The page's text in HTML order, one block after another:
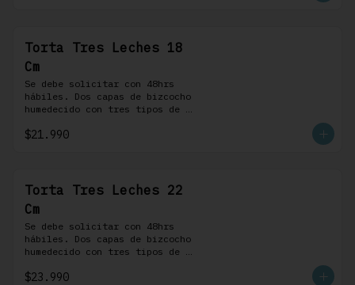
Torta Tres Leches 18
Cm
Se debe solicitar con 48hrs
hábiles. Dos capas de bizcocho
humedecido con tres tipos de
pastelera, cubierta con
$21.990
Torta Tres Leches 22
Cm
Se debe solicitar con 48hrs
hábiles. Dos capas de bizcocho
humedecido con tres tipos de
pastelera, cubierta con
$23.990